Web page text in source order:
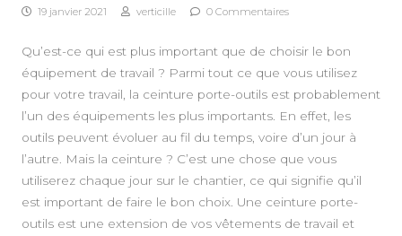
19 janvier 2021 verticille 0 Commentaires
Qu’est-ce qui est plus important que de choisir le bon
équipement de travail ? Parmi tout ce que vous utilisez
pour votre travail, la ceinture porte-outils est probablement
l’un des équipements les plus importants. En effet, les
outils peuvent évoluer au fil du temps, voire d’un jour à
l’autre. Mais la ceinture ? C’est une chose que vous
utiliserez chaque jour sur le chantier, ce qui signifie qu’il
est important de faire le bon choix. Une ceinture porte-
outils est une extension de vos vêtements de travail et
A PROPOS